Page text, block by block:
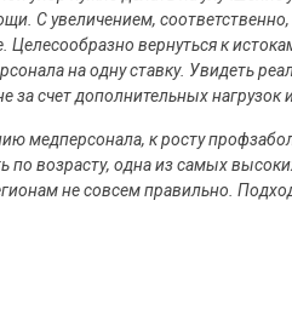
С увеличением,
Целесообразно вернуться к
на одну ставку. Увидеть
счет дополнительных нагрузок
медперсонала, к росту
по возрасту, одна из самых
не совсем правильно.